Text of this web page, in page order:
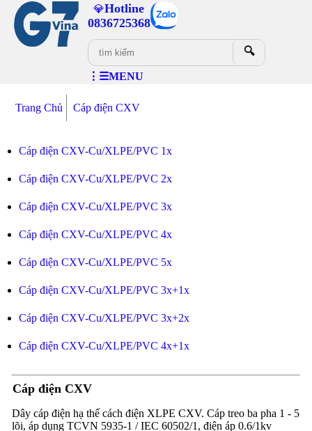
💎Hotline
0836725368
🔍
⋮☰MENU
Trang Chủ Cáp điện CXV
Cáp điện CXV-Cu/XLPE/PVC 1x
Cáp điện CXV-Cu/XLPE/PVC 2x
Cáp điện CXV-Cu/XLPE/PVC 3x
Cáp điện CXV-Cu/XLPE/PVC 4x
Cáp điện CXV-Cu/XLPE/PVC 5x
Cáp điện CXV-Cu/XLPE/PVC 3x+1x
Cáp điện CXV-Cu/XLPE/PVC 3x+2x
Cáp điện CXV-Cu/XLPE/PVC 4x+1x
Cáp điện CXV
Dây cáp điện hạ thế cách điện XLPE CXV. Cáp treo ba pha 1 - 5
lõi, áp dụng TCVN 5935-1 / IEC 60502/1, điện áp 0.6/1kv